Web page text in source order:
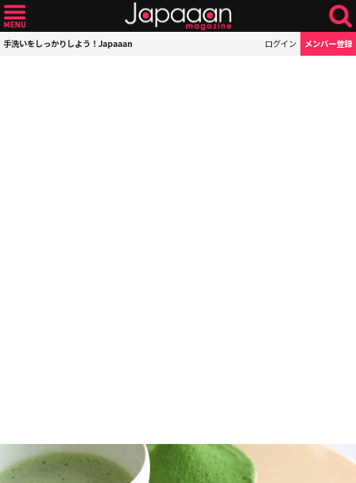
手洗いをしっかりしよう！Japaaan ログイン メンバー登録